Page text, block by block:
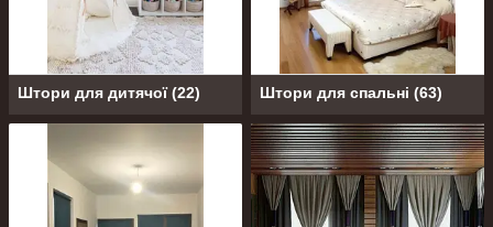
Штори для дитячої(22) Штори для спальні (63)